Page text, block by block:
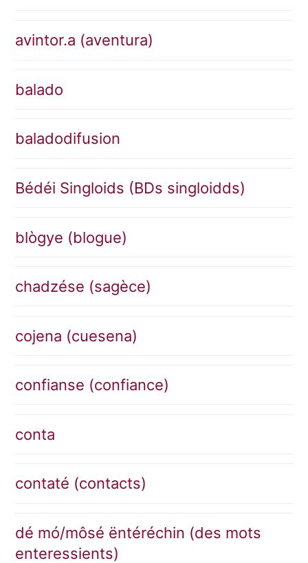
avintor.a (aventura)
balado
baladodifusion
Bédéi Singloids (BDs singloidds)
blògye (blogue)
chadzése (sagèce)
cojena (cuesena)
confianse (confiance)
conta
contaté (contacts)
dé mó/môsé ëntéréchin (des mots
enteressients)